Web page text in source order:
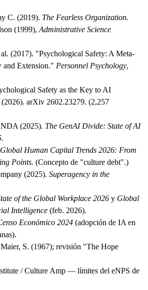
C. (2019). The Fearless Organization.
(1999), Administrative Science
(2017). "Psychological Safety: A Meta-
Extension." Personnel Psychology,
Safety as the Key to AI
arXiv 2602.23279. (2,257
(2025). The GenAI Divide: State of AI
Global Human Capital Trends 2026: From
Points. (Concepto de "culture debt".)
(2025). Superagency in the
of the Global Workplace 2026 y Global
Intelligence (feb. 2026).
Económico 2024 (adopción de IA en
S. (1967); revisión "The Hope
/ Culture Amp — límites del eNPS de